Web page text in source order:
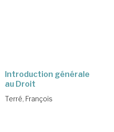
Introduction générale
au Droit
Terré, François